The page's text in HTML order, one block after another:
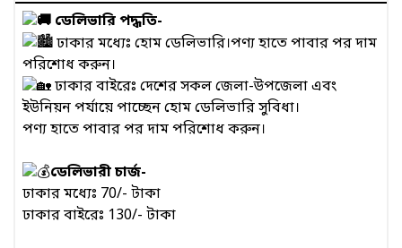
ডেলিভারি পদ্ধতি-
ঢাকার মধ্যেঃ হোম ডেলিভারি।পণ্য হাতে পাবার পর দাম
পরিশোধ করুন।
ঢাকার বাইরেঃ দেশের সকল জেলা-উপজেলা এবং
ইউনিয়ন পর্যায়ে পাচ্ছেন হোম ডেলিভারি সুবিধা।
পণ্য হাতে পাবার পর দাম পরিশোধ করুন।
ডেলিভারী চার্জ-
ঢাকার মধ্যেঃ 70/- টাকা
ঢাকার বাইরেঃ 130/- টাকা